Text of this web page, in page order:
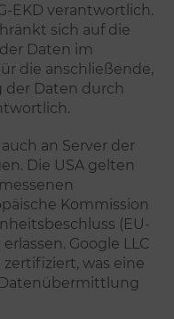
EKD verantwortlich.
sich auf die
Daten im
die anschließende,
Daten durch
an Server der
Die USA gelten
Kommission
(EU-
Google LLC
was eine